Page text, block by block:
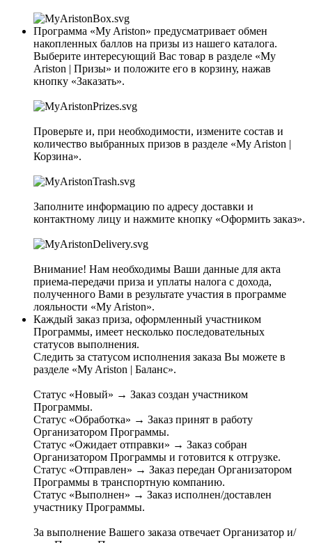
Программа «My Ariston» предусматривает обмен
накопленных баллов на призы из нашего каталога.
Выберите интересующий Вас товар в разделе «My
Ariston | Призы» и положите его в корзину, нажав
кнопку «Заказать».
Проверьте и, при необходимости, измените состав и
количество выбранных призов в разделе «My Ariston |
Корзина».
Заполните информацию по адресу доставки и
контактному лицу и нажмите кнопку «Оформить заказ».
Внимание! Нам необходимы Ваши данные для акта
приема-передачи приза и уплаты налога с дохода,
полученного Вами в результате участия в программе
лояльности «My Ariston».
Каждый заказ приза, оформленный участником
Программы, имеет несколько последовательных
статусов выполнения.
Следить за статусом исполнения заказа Вы можете в
разделе «My Ariston | Баланс».
Статус «Новый» → Заказ создан участником
Программы.
Статус «Обработка» → Заказ принят в работу
Организатором Программы.
Статус «Ожидает отправки» → Заказ собран
Организатором Программы и готовится к отгрузке.
Статус «Отправлен» → Заказ передан Организатором
Программы в транспортную компанию.
Статус «Выполнен» → Заказ исполнен/доставлен
участнику Программы.
За выполнение Вашего заказа отвечает Организатор и/